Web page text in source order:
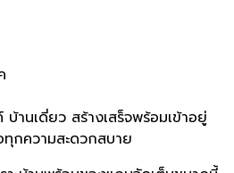
านเดี่ยว สร้างเสร็จพร้อมเข้าอยู่
กความสะดวกสบาย